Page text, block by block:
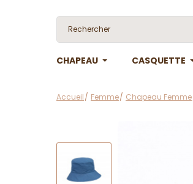
CHAPEAU CASQUETTE
Accueil Femme Chapeau Femme